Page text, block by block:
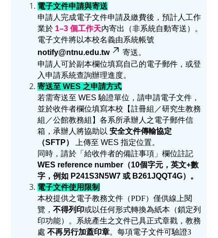
電子文件申請與寄送
申請人完成電子文件申請及繳費後，預計人工作
業於 1–3 個工作天內寄出
（非系統自動寄送）。
電子文件將以本校名義由系統帳號
notify@ntnu.edu.tw
寄送。
申請人可於副本欄位填寫自己的電子郵件，或登
入申請系統查詢辦理進度。
寄送至 WES 之申請方式
若需寄送至 WES 驗證單位，請申請電子文件，
並於收件者欄位填寫本校【註冊組／研究生教務
組／公館教務組】各系所承辦人之電子郵件信
箱，承辦人將協助以 安全文件傳輸協定
（SFTP）
上傳至 WES 指定位置。
同時，請於「給收件者的備註事項」欄位註記
WES reference number （10個字元，英文+數
字，例如 P241S3N5W7 或 B261JQQT4G）。
電子文件使用限制
本校提供之電子教務文件 （PDF） 僅供線上閱
覽 ， 不得列印或以任何形式轉換為紙本（鎖定列
印功能）。系統產生之文件已具正式章戳，教務
處 不再另行加蓋印章。 每項電子文件可驗證3